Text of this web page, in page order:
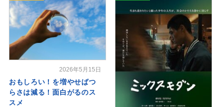
2026年5月15日
おもしろい！を増やせばつ
らさは減る！面白がるのス
スメ